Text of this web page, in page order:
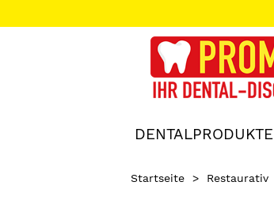
DENTALPRODUKTE
Startseite > Restaurativ